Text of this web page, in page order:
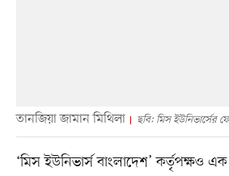
তানজিয়া জামান মিথিলা ছবি: মিস ইউনিভার্সের
‘মিস ইউনিভার্স বাংলাদেশ’ কর্তৃপক্ষও